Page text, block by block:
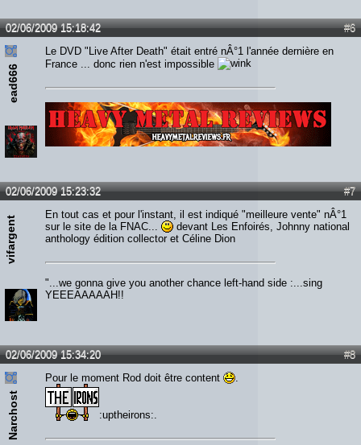
#6
02/06/2009 15:18:42
ead666
Le DVD "Live After Death" était entré nÂ°1 l'année dernière en
France ... donc rien n'est impossible
#7
02/06/2009 15:23:32
vifargent
En tout cas et pour l'instant, il est indiqué "meilleure vente" nÂ°1
sur le site de la FNAC...
devant Les Enfoirés, Johnny national
anthology édition collector et Céline Dion
"...we gonna give you another chance left-hand side :...sing
YEEEAAAAAH!!
#8
02/06/2009 15:34:20
Narchost
Pour le moment Rod doit être content
:uptheirons:.